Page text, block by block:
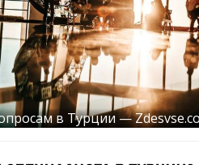
в Турции —